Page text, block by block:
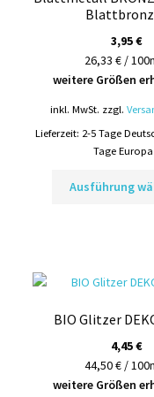
3,95€
26,33 € /
weitere Größen
inkl. MwSt. zzgl.
Lieferzeit: 2-5 Tage
Tage Europa
Ausführung
BIO Glitzer
4,45€
44,50 € /
weitere Größen